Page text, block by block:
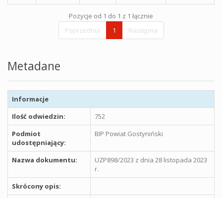
Pozycje od 1 do 1 z 1 łącznie
Poprzednia
1 Następna
Metadane
Informacje
Ilość odwiedzin:
752
Podmiot
udostępniający:
BIP Powiat Gostyniński
Nazwa dokumentu:
UZP898/2023 z dnia 28 listopada 2023
r.
Skrócony opis: